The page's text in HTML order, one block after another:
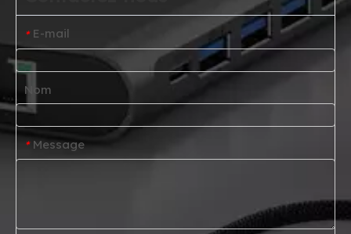
* E-mail
Nom
* Message